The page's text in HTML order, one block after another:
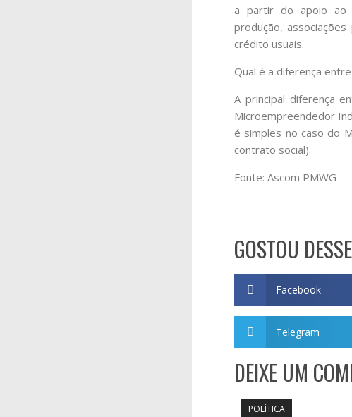
a partir do apoio ao
produção,
crédito usuais.
Qual é a diferença
A principal diferença
Microempreendedor
é simples no caso do
contrato social).
Fonte: Ascom PMWG
GOSTOU
Facebook
Telegram
DEIXE UM
POLÍTICA